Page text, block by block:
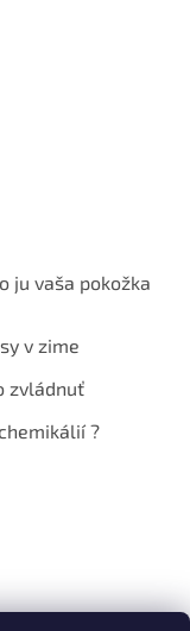
ju vaša pokožka
v zime
zvládnuť
?